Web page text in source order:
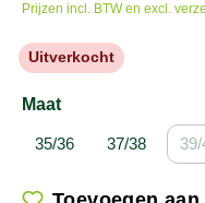
Prijzen incl. BTW en excl.
Uitverkocht
Maat
35/36 37/38 39/